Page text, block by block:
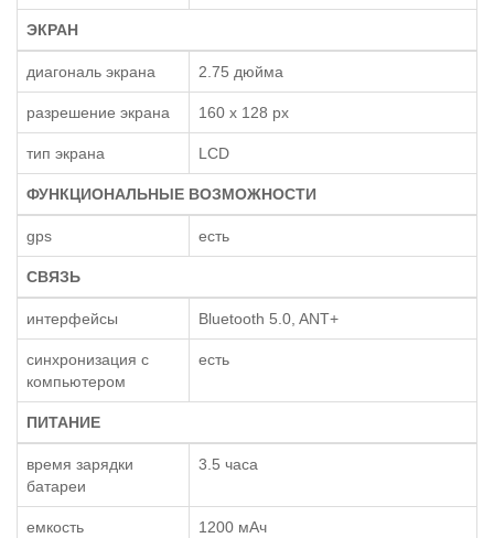
ЭКРАН
диагональ экрана 2.75 дюйма
разрешение экрана 160 x 128 px
тип экрана LCD
ФУНКЦИОНАЛЬНЫЕ ВОЗМОЖНОСТИ
gps есть
СВЯЗЬ
интерфейсы Bluetooth 5.0, ANT+
синхронизация с
компьютером
есть
ПИТАНИЕ
время зарядки
батареи
3.5 часа
емкость
1200 мАч